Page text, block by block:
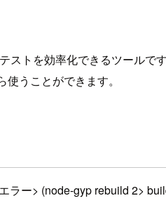
トを効率化できるツール
うことができます。
ラー> (node-gyp rebuild 2>